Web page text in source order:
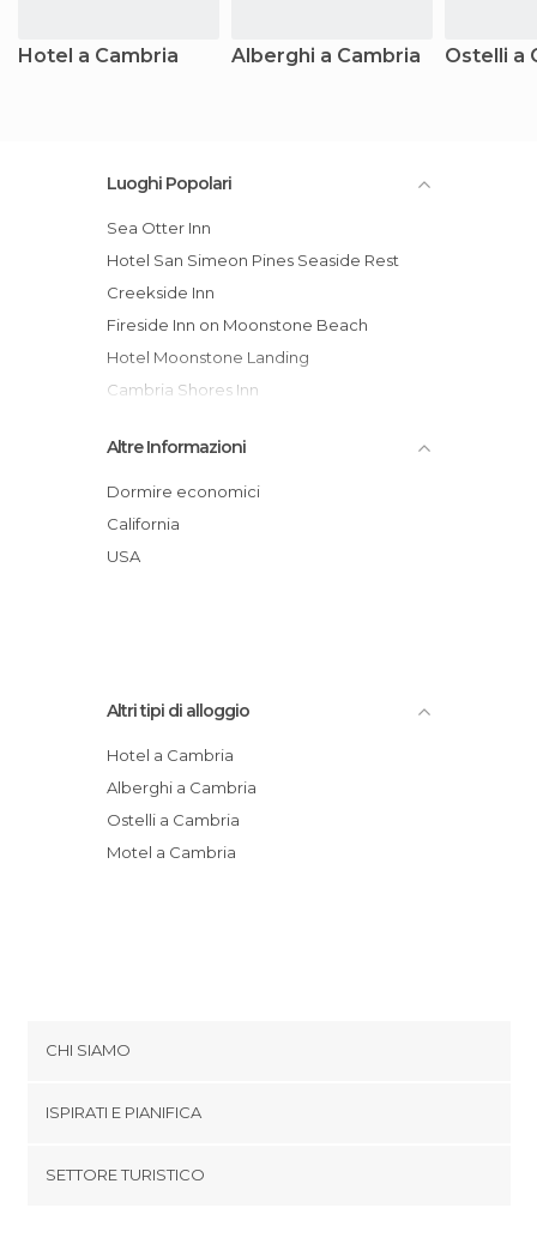
Hotel a Cambria Alberghi a Cambria Ostelli a
Luoghi Popolari
Sea Otter Inn
Hotel San Simeon Pines Seaside Rest
Creekside Inn
Fireside Inn on Moonstone Beach
Hotel Moonstone Landing
Cambria Shores Inn
Cambria Landing Inn and Suites
El Colibri Hotel & Spa
Cambria Pines Lodge
Pelican Inn & Suites
Altre Informazioni
Dormire economici
California
USA
Altri tipi di alloggio
Hotel a Cambria
Alberghi a Cambria
Ostelli a Cambria
Motel a Cambria
CHI SIAMO
Termini e Condizioni
ISPIRATI E PIANIFICA
SETTORE TURISTICO